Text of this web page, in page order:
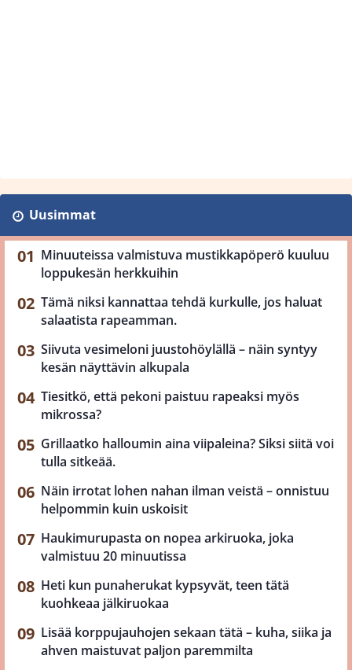
Uusimmat
Minuuteissa valmistuva mustikkapöperö kuuluu
loppukesän herkkuihin
Tämä niksi kannattaa tehdä kurkulle, jos haluat
salaatista rapeamman.
Siivuta vesimeloni juustohöylällä – näin syntyy
kesän näyttävin alkupala
Tiesitkö, että pekoni paistuu rapeaksi myös
mikrossa?
Grillaatko halloumin aina viipaleina? Siksi siitä voi
tulla sitkeää.
Näin irrotat lohen nahan ilman veistä – onnistuu
helpommin kuin uskoisit
Haukimurupasta on nopea arkiruoka, joka
valmistuu 20 minuutissa
Heti kun punaherukat kypsyvät, teen tätä
kuohkeaa jälkiruokaa
Lisää korppujauhojen sekaan tätä – kuha, siika ja
ahven maistuvat paljon paremmilta